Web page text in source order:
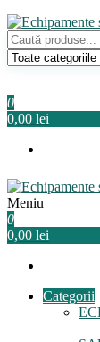
Sari
la
conținut
Echipamente
Relaxeaza-te!
0
0,00 lei
Echipamente
Relaxeaza-te!
Meniu
0
0,00 lei
Categorii